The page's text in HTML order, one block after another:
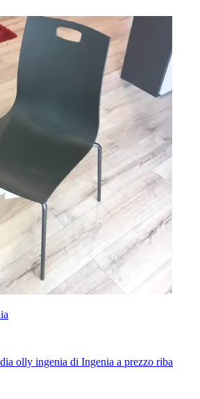
opta per questa sedia: il modello proposto
di coniugare doti di funzionalità e stile,
il mood degli interni secondo il
olly ingenia di Ingenia a prezzo riba